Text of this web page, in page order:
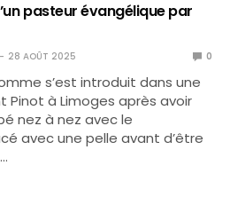
pasteur évangélique par
28 AOÛT 2025 0
s’est introduit dans une
Pinot à Limoges après avoir
nez à nez avec le
avec une pelle avant d’être